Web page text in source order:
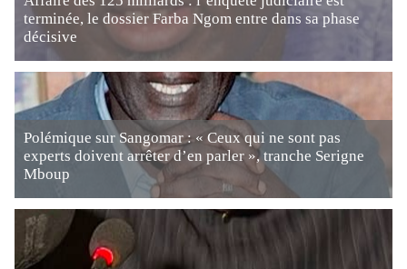
terminée, le dossier Farba Ngom entre dans sa phase
décisive
Polémique sur Sangomar : « Ceux qui ne sont pas
experts doivent arrêter d’en parler », tranche Serigne
Mboup